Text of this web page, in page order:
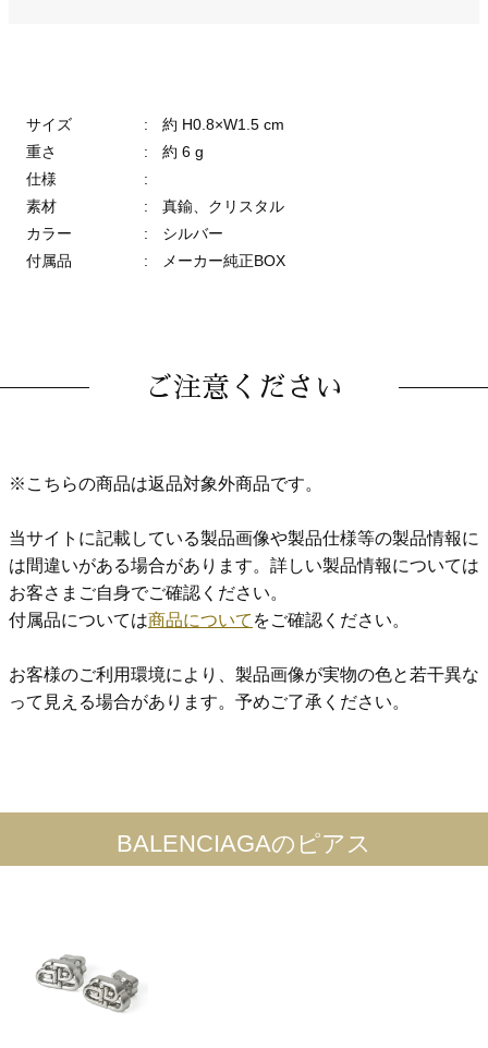
サイズ :
約 H0.8×W1.5 cm
重さ
:
約 6 g
仕様
:
素材
:
真鍮、クリスタル
カラー
:
シルバー
付属品
: メーカー純正BOX
ご注意ください
※こちらの商品は返品対象外商品です。
当サイトに記載している製品画像や製品仕様等の製品情報に
は間違いがある場合があります。詳しい製品情報については
お客さまご自身でご確認ください。
付属品については商品について をご確認ください。
お客様のご利用環境により、製品画像が実物の色と若干異な
って見える場合があります。予めご了承ください。
BALENCIAGAのピアス